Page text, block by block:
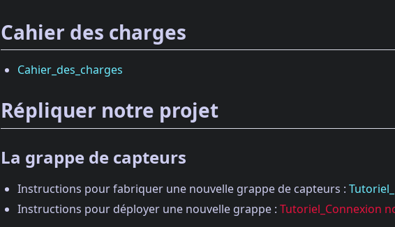
Cahier des charges
Cahier_des_charges
Répliquer notre projet
La grappe de capteurs
Instructions pour fabriquer une nouvelle grappe de capteurs :
Instructions pour déployer une nouvelle grappe : Tutoriel_Connexion